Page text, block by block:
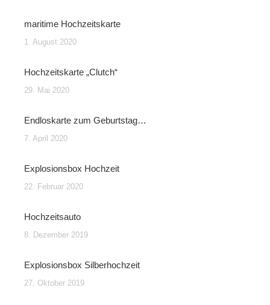
maritime Hochzeitskarte
1. August 2020
Hochzeitskarte „Clutch“
29. Mai 2020
Endloskarte zum Geburtstag…
7. April 2020
Explosionsbox Hochzeit
22. Februar 2020
Hochzeitsauto
8. Dezember 2019
Explosionsbox Silberhochzeit
27. Oktober 2019